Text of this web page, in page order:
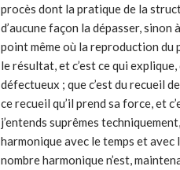
procès dont la pratique de la
d’aucune façon la dépasser, sinon
point même où la reproduction du
le résultat, et c’est ce qui
défectueux ; que c’est du recueil
ce recueil qu’il prend sa force, et
j’entends suprêmes
harmonique avec le temps et avec
nombre harmonique n’est,